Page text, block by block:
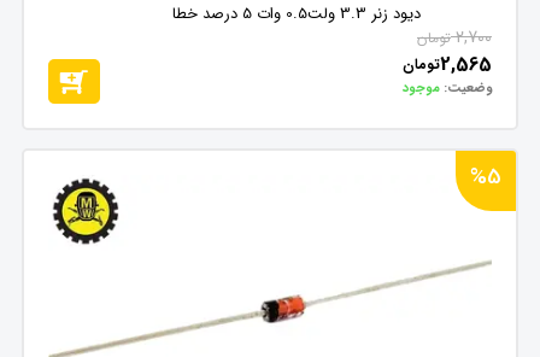
دیود زنر 3.3 ولت0.5 وات 5 درصد خطا
2,700 تومان
2,565تومان
وضعیت: موجود
%5